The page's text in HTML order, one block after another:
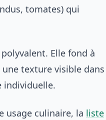
tomates) qui
Elle fond à
texture visible dans
individuelle.
usage culinaire, la liste